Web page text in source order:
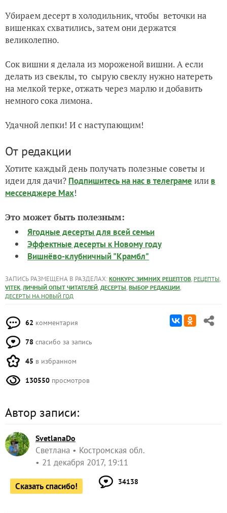
Убираем десерт в холодильник, чтобы веточки на
вишенках схватились, затем они держатся
великолепно.
Сок вишни я делала из мороженой вишни. А если
делать из свеклы, то сырую свеклу нужно натереть
на мелкой терке, отжать через марлю и добавить
немного сока лимона.
Удачной лепки! И с наступающим!
От редакции
Хотите каждый день получать полезные советы и
идеи для дачи? Подпишитесь на нас в телеграме или в
мессенджере Max!
Это может быть полезным:
Ягодные десерты для всей семьи
Эффектные десерты к Новому году
Вишнёво-клубничный "Крамбл"
ЗАПИСЬ РАЗМЕЩЕНА В РАЗДЕЛАХ: КОНКУРС ЗИМНИХ РЕЦЕПТОВ, РЕЦЕПТЫ,
VITEK, ЛИЧНЫЙ ОПЫТ ЧИТАТЕЛЕЙ, ДЕСЕРТЫ, ВЫБОР РЕДАКЦИИ,
ДЕСЕРТЫ НА НОВЫЙ ГОД
62 комментария
78 спасибо за запись
45 в избранном
130550 просмотров
Автор записи:
SvetlanaDo
Светлана
Костромская обл.
21 декабря 2017, 19:11
Сказать спасибо! 34138